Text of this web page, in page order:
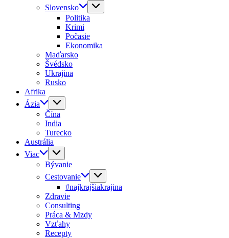
Slovensko
Politika
Krimi
Počasie
Ekonomika
Maďarsko
Švédsko
Ukrajina
Rusko
Afrika
Ázia
Čína
India
Turecko
Austrália
Viac
Bývanie
Cestovanie
#najkrajšiakrajina
Zdravie
Consulting
Práca & Mzdy
Vzťahy
Recepty